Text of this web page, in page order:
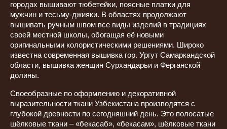
городах вышивают тюбетейки, поясные платки для
мужчин и тесьму-джияки. В областях продолжают
вышивать ручным швом все виды изделий в традициях
своей местной школы, обогащая её новыми
оригинальными колористическими решениями. Широко
известна современная вышивка гор. Ургут Самаркандской
области, вышивка женщин Сурхандарьи и Ферганской
долины.
Своеобразные по оформлению и декоративной
выразительности ткани Узбекистана производятся с
глубокой древности по сегодняшний день. Это полосатые
шёлковые ткани – «бекасаб», «бекасам», шёлковые ткани